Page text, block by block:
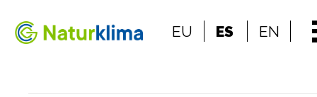
Ir a los contenidos
EU ES EN